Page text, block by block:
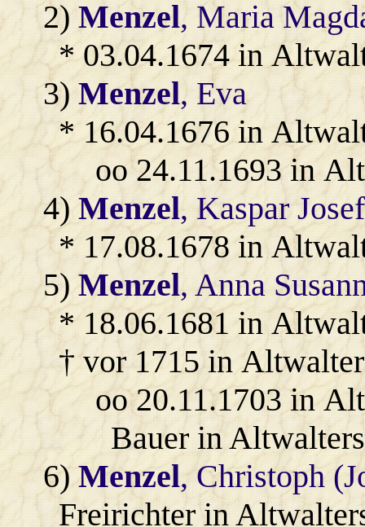
2)Menzel, Maria
* 03.04.1674 in
3)Menzel, Eva
* 16.04.1676 in
oo 24.11.1693 in
4)Menzel, Kaspar Josef
* 17.08.1678 in
5)Menzel, Anna
* 18.06.1681 in
† vor 1715 in
oo 20.11.1703 in
Bauer in
6)Menzel, Christoph
Freirichter in